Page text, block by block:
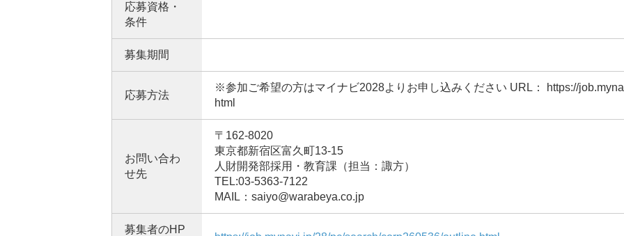
応募資格・
条件
募集期間
応募方法
※参加ご希望の方はマイナビ2028よりお申し込みください URL： https://
html
お問い合わ
せ先
〒162-8020
東京都新宿区富久町13-15
人財開発部採用・教育課（担当：諏方）
TEL:03-5363-7122
MAIL：saiyo@warabeya.co.jp
募集者のHP